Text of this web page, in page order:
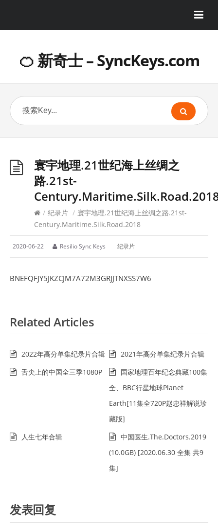
🍊 新奇士 – SyncKeys.com
寰宇地理.21世纪海上丝绸之
路.21st-
/ 纪录片 / 寰宇地理.21世纪海上丝绸之路.21st-
Century.Maritime.Silk.Road.2018
2020-06-22 Resilio Sync Keys 纪录片
BNEFQFJY5JKZCJM7A72M3GRJJTNXSS7W6
Related Articles
2022年高分单集纪录片合辑
2021年高分单集纪录片合辑
舌尖上的中国全三季1080P
国家地理百年纪念典藏100集
全、BBC行星地球Planet
Earth[11集全720P赵忠祥解说珍
藏版]
人生七年合辑
中国医生.The.Doctors.2019
(10.0GB) [2020.06.30 全集 共9
集]
发表回复